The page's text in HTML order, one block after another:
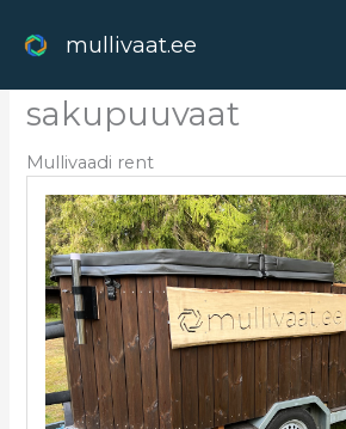
content
mullivaat.ee
sakupuuvaat
Mullivaadi rent